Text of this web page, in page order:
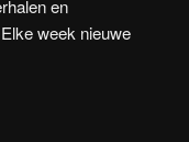
en
week nieuwe